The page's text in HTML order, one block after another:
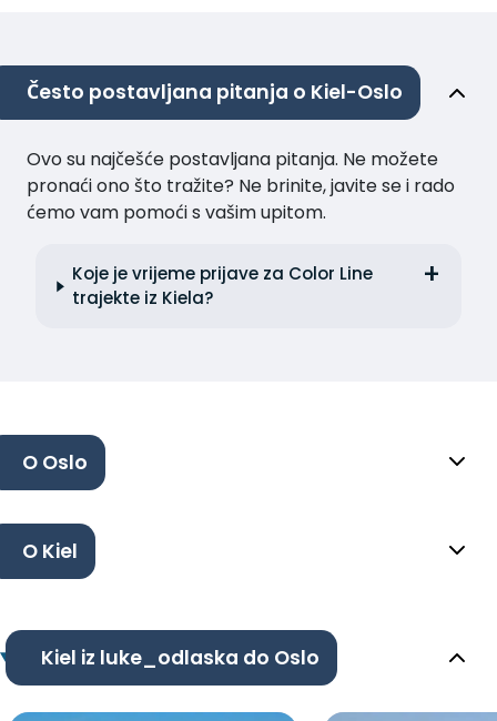
Često postavljana pitanja o Kiel-Oslo
Ovo su najčešće postavljana pitanja. Ne možete
pronaći ono što tražite? Ne brinite, javite se i rado
ćemo vam pomoći s vašim upitom.
Koje je vrijeme prijave za Color Line
trajekte iz Kiela?
O Oslo
O Kiel
Kiel iz luke_odlaska do Oslo